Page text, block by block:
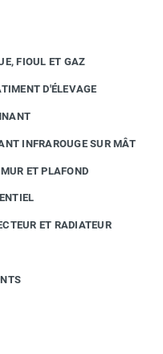
FIOUL ET GAZ
D'ÉLEVAGE
INFRAROUGE SUR MÂT
ET PLAFOND
ET RADIATEUR